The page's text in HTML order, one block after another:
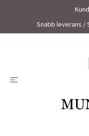
Snabb leverans /